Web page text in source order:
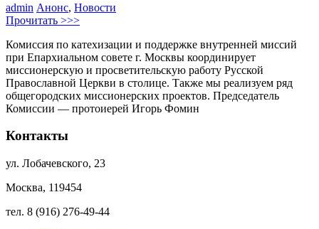
admin Анонс, Новости
Прочитать >>>
Комиссия по катехизации и поддержке внутренней миссий
при Епархиальном совете г. Москвы координирует
миссионерскую и просветительскую работу Русской
Православной Церкви в столице. Также мы реализуем ряд
общегородских миссионерских проектов. Председатель
Комиссии — протоиерей Игорь Фомин
Контакты
ул. Лобачевского, 23
Москва, 119454
тел. 8 (916) 276-49-44